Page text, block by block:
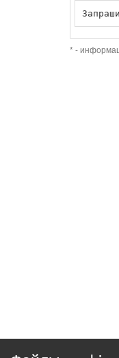
* -